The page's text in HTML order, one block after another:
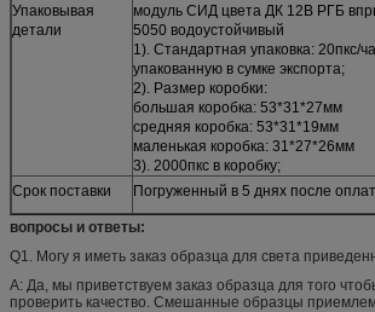
Упаковывая
детали
модуль СИД цвета ДК 12В РГБ
5050 водоустойчивый
1). Стандартная упаковка: 20пкс/
упакованную в сумке экспорта;
2). Размер коробки:
большая коробка: 53*31*27мм
средняя коробка: 53*31*19мм
маленькая коробка: 31*27*26мм
3). 2000пкс в коробку;
Срок поставки
Погруженный в 5 днях после
вопросы и ответы:
Q1. Могу я иметь заказ образца для света
А: Да, мы приветствуем заказ образца для того
проверить качество. Смешанные образцы